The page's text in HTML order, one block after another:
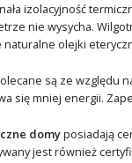
izolacyjność
nie wysycha.
olejki
są ze względu
się mniej energii.
domyposiadają
jest również